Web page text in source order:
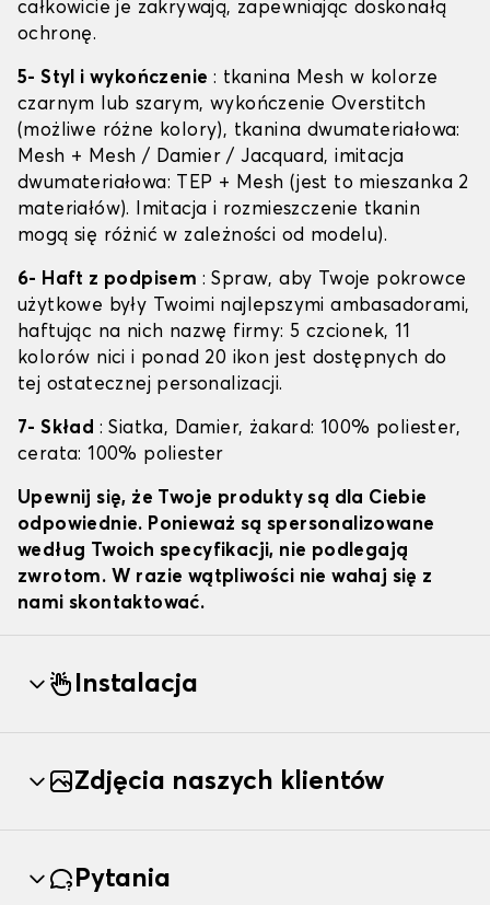
całkowicie je zakrywają, zapewniając doskonałą
ochronę.
5- Styl i wykończenie : tkanina Mesh w kolorze
czarnym lub szarym, wykończenie Overstitch
(możliwe różne kolory), tkanina dwumateriałowa:
Mesh + Mesh / Damier / Jacquard, imitacja
dwumateriałowa: TEP + Mesh (jest to mieszanka 2
materiałów). Imitacja i rozmieszczenie tkanin
mogą się różnić w zależności od modelu).
6- Haft z podpisem : Spraw, aby Twoje pokrowce
użytkowe były Twoimi najlepszymi ambasadorami,
haftując na nich nazwę firmy: 5 czcionek, 11
kolorów nici i ponad 20 ikon jest dostępnych do
tej ostatecznej personalizacji.
7- Skład : Siatka, Damier, żakard: 100% poliester,
cerata: 100% poliester
Upewnij się, że Twoje produkty są dla Ciebie
odpowiednie. Ponieważ są spersonalizowane
według Twoich specyfikacji, nie podlegają
zwrotom. W razie wątpliwości nie wahaj się z
nami skontaktować.
Instalacja
Zdjęcia naszych klientów
Pytania